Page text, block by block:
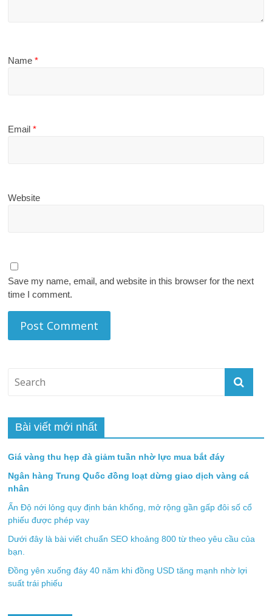
Name*
Email*
Website
Save my name, email, and website in this browser for the next
time I comment.
Bài viết mới nhất
Giá vàng thu hẹp đà giảm tuần nhờ lực mua bắt đáy
Ngân hàng Trung Quốc đồng loạt dừng giao dịch vàng cá
nhân
Ấn Độ nới lỏng quy định bán khống, mở rộng gần gấp đôi số cổ
phiếu được phép vay
Dưới đây là bài viết chuẩn SEO khoảng 800 từ theo yêu cầu của
bạn.
Đồng yên xuống đáy 40 năm khi đồng USD tăng mạnh nhờ lợi
suất trái phiếu